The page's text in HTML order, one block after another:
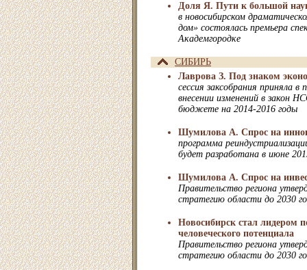
Доля Я. Пути к большой
в новосибирском
дом» состоялась премьера
Академгородке
СИБИРЬ
Лаврова З. Под знаком
сессия заксобрания приняла в
внесении изменений в закон
бюджете на 2014-2016 годы
Шумилова А. Спрос на
программа
будет разработана в июне
Шумилова А. Спрос на
Правительство региона
стратегию области до 2030
Новосибирск стал лидером
человеческого потенциала
Правительство региона
стратегию области до 2030